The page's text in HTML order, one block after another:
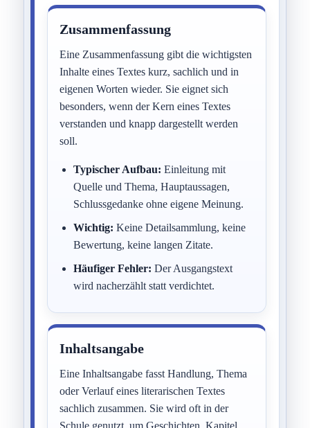
Zusammenfassung
Eine Zusammenfassung gibt die wichtigsten
Inhalte eines Textes kurz, sachlich und in
eigenen Worten wieder. Sie eignet sich
besonders, wenn der Kern eines Textes
verstanden und knapp dargestellt werden
soll.
Typischer Aufbau: Einleitung mit
Quelle und Thema, Hauptaussagen,
Schlussgedanke ohne eigene Meinung.
Wichtig: Keine Detailsammlung, keine
Bewertung, keine langen Zitate.
Häufiger Fehler: Der Ausgangstext
wird nacherzählt statt verdichtet.
Inhaltsangabe
Eine Inhaltsangabe fasst Handlung, Thema
oder Verlauf eines literarischen Textes
sachlich zusammen. Sie wird oft in der